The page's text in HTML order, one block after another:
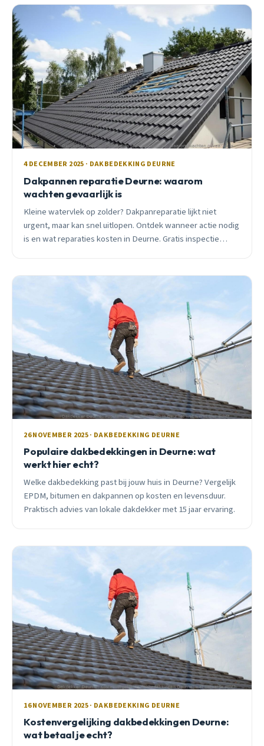
4 DECEMBER 2025 · DAKBEDEKKING DEURNE
Dakpannen reparatie Deurne: waarom
wachten gevaarlijk is
Kleine watervlek op zolder? Dakpanreparatie lijkt niet
urgent, maar kan snel uitlopen. Ontdek wanneer actie nodig
is en wat reparaties kosten in Deurne. Gratis inspectie
26 NOVEMBER 2025 · DAKBEDEKKING DEURNE
Populaire dakbedekkingen in Deurne: wat
werkt hier echt?
Welke dakbedekking past bij jouw huis in Deurne? Vergelijk
EPDM, bitumen en dakpannen op kosten en levensduur.
Praktisch advies van lokale dakdekker met 15 jaar ervaring.
16 NOVEMBER 2025 · DAKBEDEKKING DEURNE
Kostenvergelijking dakbedekkingen Deurne:
wat betaal je echt?